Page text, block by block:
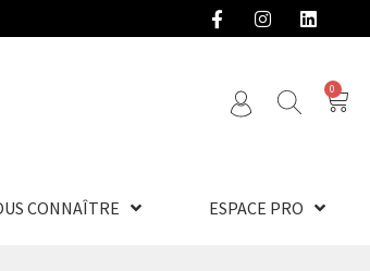
0
CONNAÎTRE ESPACE PRO